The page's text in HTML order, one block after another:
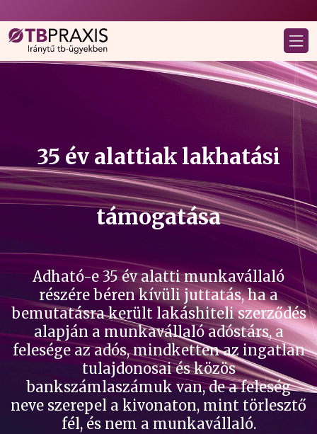
35 év alattiak lakhatási
támogatása
Adható-e 35 év alatti munkavállaló
részére béren kívüli juttatás, ha a
bemutatásra került lakáshiteli szerződés
alapján a munkavállaló adóstárs, a
felesége az adós, mindketten az ingatlan
tulajdonosai és közös
bankszámlaszámuk van, de a feleség
neve szerepel a kivonaton, mint törlesztő
fél, és nem a munkavállaló.